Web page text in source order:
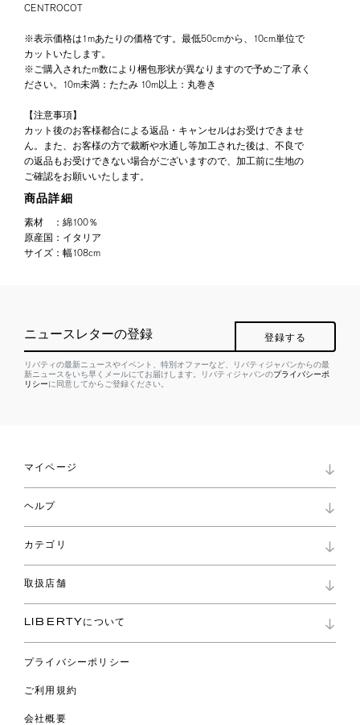
CENTROCOT
※表示価格は1mあたりの価格です。最低50cmから、10cm単位で
カットいたします。
※ご購入されたm数により梱包形状が異なりますので予めご了承く
ださい。10m未満：たたみ 10m以上：丸巻き
【注意事項】
カット後のお客様都合による返品・キャンセルはお受けできませ
ん。また、お客様の方で裁断や水通し等加工された後は、不良で
の返品もお受けできない場合がございますので、加工前に生地の
ご確認をお願いいたします。
商品詳細
素材 ： 綿100％
原産国 ： イタリア
サイズ ： 幅108cm
ニュースレターの登録 登録する
リバティの最新ニュースやイベント、特別オファーなど、リバティジャパンからの最
新ニュースをいち早くメールにてお届けします。リバティジャパンのプライバシーポ
リシーに同意してからご登録ください。
マイページ
ロイヤリティプログラム
パスワード再設定
ショッピングバッグ
ヘルプ
お問い合わせ
よくあるご質問
ご利用ガイド
カテゴリ
コレクション
ファブリックス
バッグ
ウェア
ライフスタイル
スペシャル
取扱店舗
リバティ・ファブリックス
LIBERTYについて
プライバシーポリシー
ご利用規約
会社概要